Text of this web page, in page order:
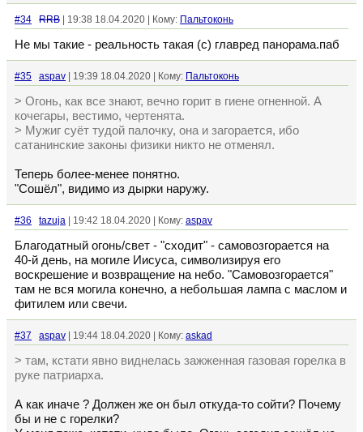
#34 RRB | 19:38 18.04.2020 | Кому: Пальтоконь
Не мы такие - реальность такая (с) главред панорама.паб
#35 aspav | 19:39 18.04.2020 | Кому: Пальтоконь
> Огонь, как все знают, вечно горит в гиене огненной. А
кочегары, вестимо, чертенята.
> Мужиг суёт тудой палочку, она и загорается, ибо
сатанинские законы физики никто не отменял.
Теперь более-менее понятно.
"Сошёл", видимо из дырки наружу.
#36 tazuja | 19:42 18.04.2020 | Кому: aspav
Благодатный огонь/свет - "сходит" - самовозгорается на
40-й день, на могиле Иисуса, символизируя его
воскрешение и возвращение на небо. "Самовозгорается"
там не вся могила конечно, а небольшая лампа с маслом и
фитилем или свечи.
#37 aspav | 19:44 18.04.2020 | Кому: askad
> там, кстати явно виднелась зажженная газовая горелка в
руке патриарха.
А как иначе ? Должен же он был откуда-то сойти? Почему
бы и не с горелки?